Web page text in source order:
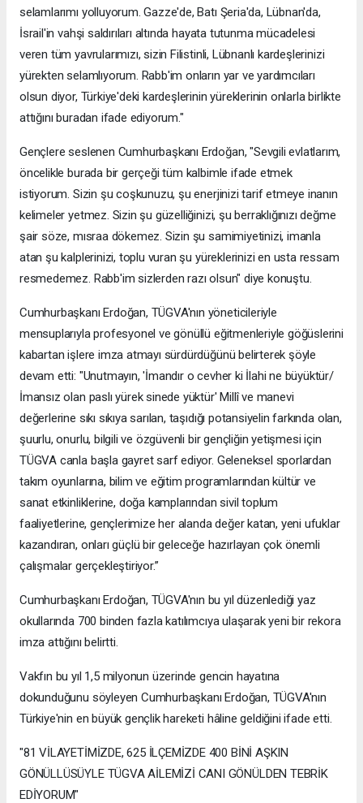
selamlarımı yolluyorum. Gazze'de, Batı Şeria'da, Lübnan'da,
İsrail'in vahşi saldırıları altında hayata tutunma mücadelesi
veren tüm yavrularımızı, sizin Filistinli, Lübnanlı kardeşlerinizi
yürekten selamlıyorum. Rabb'im onların yar ve yardımcıları
olsun diyor, Türkiye'deki kardeşlerinin yüreklerinin onlarla birlikte
attığını buradan ifade ediyorum."
Gençlere seslenen Cumhurbaşkanı Erdoğan, "Sevgili evlatlarım,
öncelikle burada bir gerçeği tüm kalbimle ifade etmek
istiyorum. Sizin şu coşkunuzu, şu enerjinizi tarif etmeye inanın
kelimeler yetmez. Sizin şu güzelliğinizi, şu berraklığınızı değme
şair söze, mısraa dökemez. Sizin şu samimiyetinizi, imanla
atan şu kalplerinizi, toplu vuran şu yüreklerinizi en usta ressam
resmedemez. Rabb'im sizlerden razı olsun" diye konuştu.
Cumhurbaşkanı Erdoğan, TÜGVA'nın yöneticileriyle
mensuplarıyla profesyonel ve gönüllü eğitmenleriyle göğüslerini
kabartan işlere imza atmayı sürdürdüğünü belirterek şöyle
devam etti: "Unutmayın, 'İmandır o cevher ki İlahi ne büyüktür/
İmansız olan paslı yürek sinede yüktür' Millî ve manevi
değerlerine sıkı sıkıya sarılan, taşıdığı potansiyelin farkında olan,
şuurlu, onurlu, bilgili ve özgüvenli bir gençliğin yetişmesi için
TÜGVA canla başla gayret sarf ediyor. Geleneksel sporlardan
takım oyunlarına, bilim ve eğitim programlarından kültür ve
sanat etkinliklerine, doğa kamplarından sivil toplum
faaliyetlerine, gençlerimize her alanda değer katan, yeni ufuklar
kazandıran, onları güçlü bir geleceğe hazırlayan çok önemli
çalışmalar gerçekleştiriyor.”
Cumhurbaşkanı Erdoğan, TÜGVA'nın bu yıl düzenlediği yaz
okullarında 700 binden fazla katılımcıya ulaşarak yeni bir rekora
imza attığını belirtti.
Vakfın bu yıl 1,5 milyonun üzerinde gencin hayatına
dokunduğunu söyleyen Cumhurbaşkanı Erdoğan, TÜGVA'nın
Türkiye'nin en büyük gençlik hareketi hâline geldiğini ifade etti.
"81 VİLAYETİMİZDE, 625 İLÇEMİZDE 400 BİNİ AŞKIN
GÖNÜLLÜSÜYLE TÜGVA AİLEMİZİ CANI GÖNÜLDEN TEBRİK
EDİYORUM"